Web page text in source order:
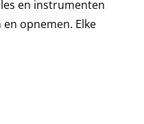
en instrumenten
opnemen. Elke